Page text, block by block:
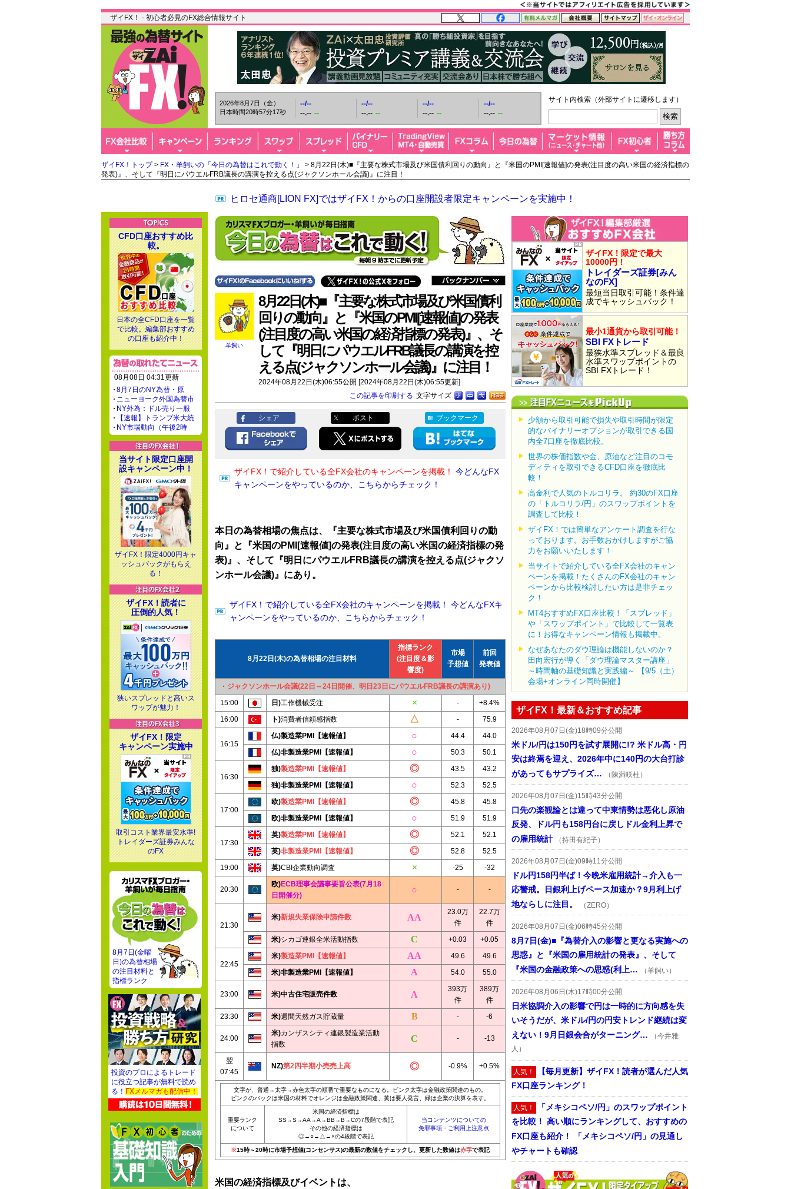
ザイFX！ - 初心者必見のFX総合情報サイト
2026年8月7日（金）
日本時間20時57分18秒
--/--
--.-- --
--/--
--.-- --
--/--
--.-- --
--/--
--.-- --
サイト内検索（外部サイトに遷移します）
ザイFX！トップ> FX・羊飼いの「今日の為替はこれで動く！」
> 8月22日(木)■『主要な株式市場及び米国債利回りの動向』と『米国のPMI[速報値]の発表(注目度の高い米国の経済指標の
発表)』、そして『明日にパウエルFRB議長の講演を控える点(ジャクソンホール会議)』に注目！
ヒロセ通商[LION FX]ではザイFX！からの口座開設者限定キャンペーンを実施中！
羊飼い
8月22日(木)■『主要な株式市場及び米国債利
回りの動向』と『米国のPMI[速報値]の発表
(注目度の高い米国の経済指標の発表)』、そ
して『明日にパウエルFRB議長の講演を控
える点(ジャクソンホール会議)』に注目！
2024年08月22日(木)06:55公開 [2024年08月22日(木)06:55更新]
文字サイズ
この記事を印刷する
シェア ポスト ブックマーク
ザイFX！で紹介している全FX会社のキャンペーンを掲載！
今どんなFX
キャンペーンをやっているのか、こちらからチェック！
本日の為替相場の焦点は、『主要な株式市場及び米国債利回りの動
向』と『米国のPMI[速報値]の発表(注目度の高い米国の経済指標の発
表)』、そして『明日にパウエルFRB議長の講演を控える点(ジャクソ
ンホール会議)』にあり。
ザイFX！で紹介している全FX会社のキャンペーンを掲載！ 今どんなFXキ
ャンペーンをやっているのか、こちらからチェック！
8月22日(木)の為替相場の注目材料
指標ランク
(注目度＆影
響度)
市場
予想値
前回
発表値
・ ジャクソンホール会議(22日～24日開催、明日23日にパウエルFRB議長の講演あり)
15:00
日)工作機械受注 -
+8.4%
16:00
ト)消費者信頼感指数 - 75.9
16:15
仏)製造業PMI【速報値】 44.4
44.0
仏)非製造業PMI【速報値】
50.3 50.1
16:30
独)製造業PMI【速報値】 43.5
43.2
独)非製造業PMI【速報値】
52.3 52.5
17:00
欧)製造業PMI【速報値】 45.8
45.8
欧)非製造業PMI【速報値】
51.9 51.9
17:30
英)製造業PMI【速報値】 52.1
52.1
英)非製造業PMI【速報値】 52.8
52.5
19:00
英)CBI企業動向調査 -25 -32
20:30
欧)ECB理事会議事要旨公表(7月18
日開催分)
- -
21:30
米)新規失業保険申請件数
23.0万
件
22.7万
件
米)シカゴ連銀全米活動指数 +0.03 +0.05
22:45
米)製造業PMI【速報値】 49.6
49.6
米)非製造業PMI【速報値】
54.0 55.0
23:00 米)中古住宅販売件数
393万
件
389万
件
23:30
米)週間天然ガス貯蔵量 - -6
24:00
米)カンザスシティ連銀製造業活動
指数
- -13
翌
07:45
NZ)第2四半期小売売上高 -0.9% +0.5%
文字が、普通→太字→赤色太字の順番で重要なものになる。ピンク太字は金融政策関連のもの。
ピンクのバックは米国の材料でオレンジは金融政策関連、黄は要人発言、緑は企業の決算を表す。
重要ランク
について
米国の経済指標は
SS→S→AA→A→BB→B→Cの7段階で表記
その他の経済指標は
◎→○→△→×の4段階で表記
当コンテンツについての
免罪事項・ご利用上注意点
※15時～20時に市場予想値(コンセンサス)の最新の数値をチェックし、更新した数値は赤字で表記
米国の経済指標及びイベントは、
ザイFX！限定で最大
10000円！
トレイダーズ証券[みん
なのFX]
最短当日取引可能！条件達
成でキャッシュバック！
最小1通貨から取引可能！
SBI FXトレード
最狭水準スプレッド＆最良
水準スワップポイントの
SBI FXトレード！
少額から取引可能で損失や取引時間が限定
的なバイナリーオプションが取引できる国
内全7口座を徹底比較。
世界の株価指数や金、原油など注目のコモ
ディティを取引できるCFD口座を徹底比
較！
高金利で人気のトルコリラ。 約30のFX口座
の「トルコリラ/円」のスワップポイントを
調査して比較！
ザイFX！では簡単なアンケート調査を行な
っております。お手数おかけしますがご協
力をお願いいたします！
当サイトで紹介している全FX会社のキャン
ペーンを掲載！たくさんのFX会社のキャン
ペーンから比較検討したい方は是非チェッ
ク！
MT4おすすめFX口座比較！「スプレッド」
や「スワップポイント」で比較して一覧表
に！お得なキャンペーン情報も掲載中。
なぜあなたのダウ理論は機能しないのか？
田向宏行が導く「ダウ理論マスター講座」
～時間軸の基礎知識と実践編～ 【9/5（土）
会場+オンライン同時開催】
ザイFX！最新＆おすすめ記事
2026年08月07日(金)18時09分公開
米ドル/円は150円を試す展開に!? 米ドル高・円
安は終焉を迎え、2026年中に140円の大台打診
があってもサプライズ…
（陳満咲杜）
2026年08月07日(金)15時43分公開
口先の楽観論とは違って中東情勢は悪化し原油
反発、ドル円も158円台に戻しドル金利上昇で
の雇用統計
（持田有紀子）
2026年08月07日(金)09時11分公開
ドル円158円半ば！今晩米雇用統計→介入も一
応警戒。日銀利上げペース加速か？9月利上げ
地ならしに注目。
（ZERO）
2026年08月07日(金)06時45分公開
8月7日(金)■『為替介入の影響と更なる実施への
思惑』と『米国の雇用統計の発表』、そして
『米国の金融政策への思惑(利上…
（羊飼い）
2026年08月06日(木)17時00分公開
日米協調介入の影響で円は一時的に方向感を失
いそうだが、米ドル/円の円安トレンド継続は変
えない！9月日銀会合がターニング…
（今井雅
人）
人気！ 【毎月更新】ザイFX！読者が選んだ人気
FX口座ランキング！
人気！ 「メキシコペソ/円」のスワップポイント
を比較！ 高い順にランキングして、おすすめの
FX口座も紹介！ 「メキシコペソ/円」の見通し
やチャートも確認
CFD口座おすすめ比
較。
日本の全CFD口座を一覧
で比較。編集部おすすめ
の口座も紹介中！
08月08日 04:31更新
8月7日のNY為替・原
ニューヨーク外国為替市
NY外為：ドル売り一服
【速報】トランプ米大統
NY市場動向（午後2時
当サイト限定口座開
設キャンペーン中！
ザイFX！限定4000円キャ
ッシュバックがもらえ
る！
ザイFX！読者に
圧倒的人気！
狭いスプレッドと高いス
ワップが魅力！
ザイFX！限定
キャンペーン実施中
取引コスト業界最安水準!
トレイダーズ証券みんな
のFX
8月7日(金曜
日)の為替相場
の注目材料と
指標ランク
投資のプロによるトレード
に役立つ記事が無料で読め
る！ FXメルマガも配信中！